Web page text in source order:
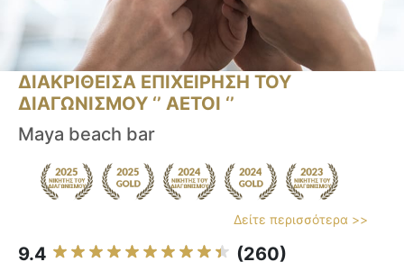
ΔΙΑΚΡΙΘΕΙΣΑ ΕΠΙΧΕΙΡΗΣΗ ΤΟΥ
ΔΙΑΓΩΝΙΣΜΟΥ ‘’ ΑΕΤΟΙ ‘’
Maya beach bar
Δείτε περισσότερα >>
9.4 (260)